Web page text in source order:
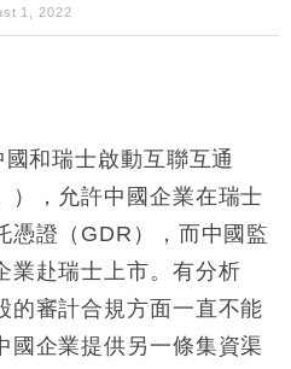
年淨利創新高 中期息增15%至
點後回穩 全周仍升近2%
跌 連挫7周創逾3年最長跌勢
1, 2022
國和瑞士啟動互聯互通
），允許中國企業在瑞士
憑證（GDR），而中國監
業赴瑞士上市。有分析
的審計合規方面一直不能
國企業提供另一條集資渠